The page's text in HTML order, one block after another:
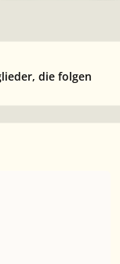
die folgen